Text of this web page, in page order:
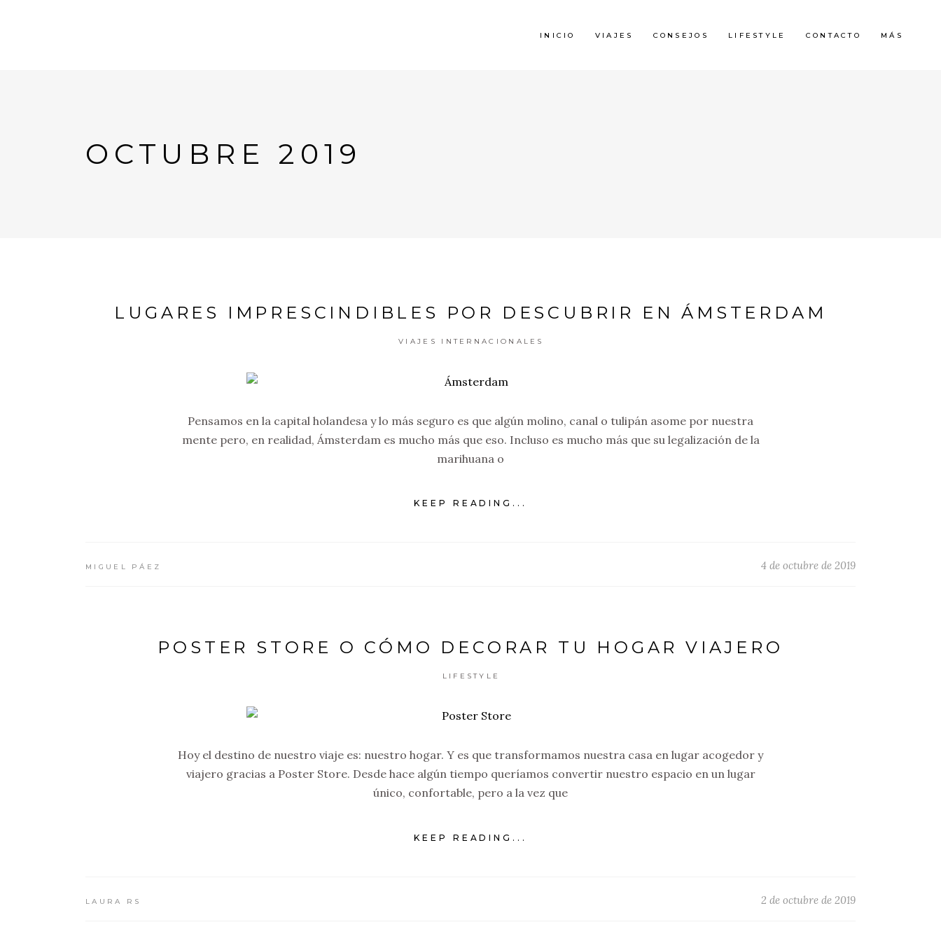
INICIO VIAJES CONSEJOS LIFESTYLE CONTACTO MÁS
OCTUBRE 2019
LUGARES IMPRESCINDIBLES POR DESCUBRIR EN ÁMSTERDAM
VIAJES INTERNACIONALES
Pensamos en la capital holandesa y lo más seguro es que algún molino, canal o tulipán asome por nuestra
mente pero, en realidad, Ámsterdam es mucho más que eso. Incluso es mucho más que su legalización de la
marihuana o
KEEP READING...
MIGUEL PÁEZ 4 de octubre de 2019
POSTER STORE O CÓMO DECORAR TU HOGAR VIAJERO
LIFESTYLE
Hoy el destino de nuestro viaje es: nuestro hogar. Y es que transformamos nuestra casa en lugar acogedor y
viajero gracias a Poster Store. Desde hace algún tiempo queríamos convertir nuestro espacio en un lugar
único, confortable, pero a la vez que
KEEP READING...
LAURA RS 2 de octubre de 2019